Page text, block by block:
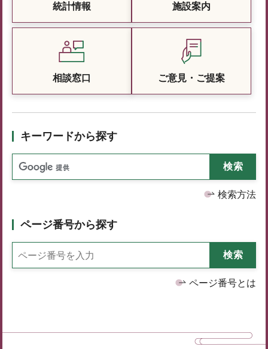
統計情報 施設案内
相談窓口 ご意見・ご提案
キーワードから探す
検索方法
ページ番号から探す
ページ番号とは